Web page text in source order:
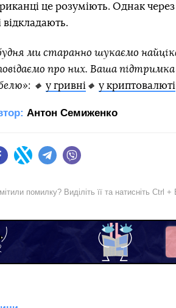
це розуміють. Однак
відкладають.
ми старанно шукаємо
про них. Ваша
🔸 у гривні 🔸 у криптовалюті
Антон Семиженко
FacebookTwitter Telegram
помилку? Виділіть її та натисніть Ctrl +